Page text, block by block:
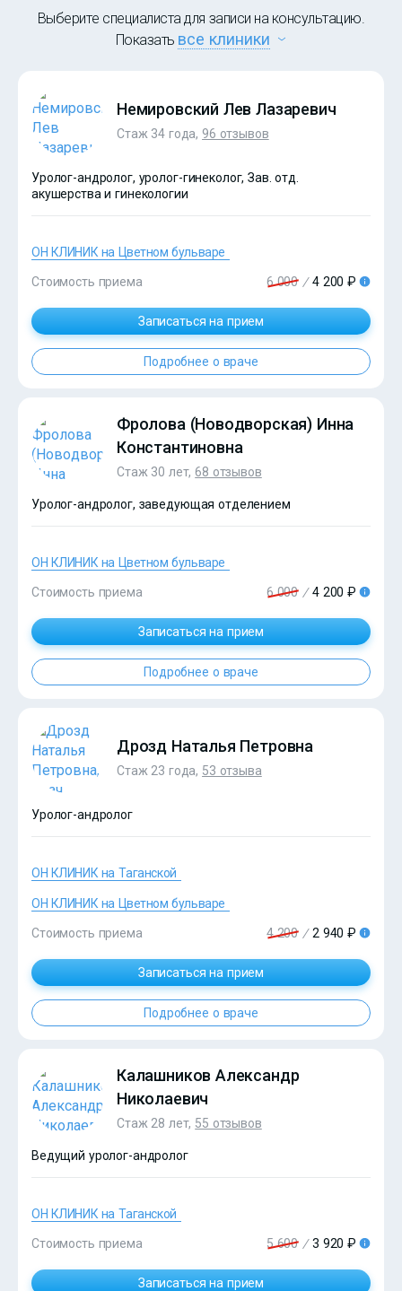
Выберите специалиста для записи на консультацию.
Показать все клиники
Немировский Лев Лазаревич
Стаж 34 года, 96 отзывов
Уролог-андролог, уролог-гинеколог, Зав. отд.
акушерства и гинекологии
ОН КЛИНИК на Цветном бульваре
Стоимость приема 6 000 / 4 200 ₽
Записаться на прием
Подробнее о враче
?>
Фролова (Новодворская) Инна
Константиновна
Стаж 30 лет,68 отзывов
Уролог-андролог, заведующая отделением
ОН КЛИНИК на Цветном бульваре
Стоимость приема 6 000 / 4 200 ₽
Записаться на прием
Подробнее о враче
Дрозд Наталья Петровна
Стаж 23 года, 53 отзыва
Уролог-андролог
ОН КЛИНИК на Таганской
ОН КЛИНИК на Цветном бульваре
Стоимость приема 4 200 / 2 940 ₽
Записаться на прием
Подробнее о враче
Калашников Александр
Николаевич
Стаж 28 лет, 55 отзывов
Ведущий уролог-андролог
ОН КЛИНИК на Таганской
Стоимость приема 5 600 / 3 920 ₽
Записаться на прием